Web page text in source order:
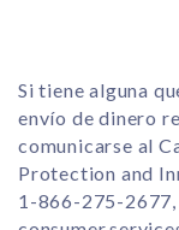
Si tiene alguna
envío de dinero
comunicarse al
Protection and
1-866-275-